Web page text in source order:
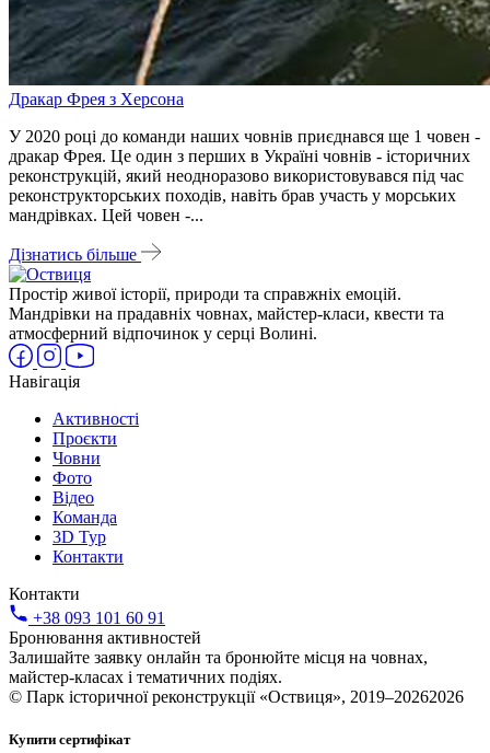
Дракар Фрея з Херсона
У 2020 році до команди наших човнів приєднався ще 1 човен -
дракар Фрея. Це один з перших в Україні човнів - історичних
реконструкцій, який неодноразово використовувався під час
реконструкторських походів, навіть брав участь у морських
мандрівках. Цей човен -...
Дізнатись більше
Простір живої історії, природи та справжніх емоцій.
Мандрівки на прадавніх човнах, майстер-класи, квести та
атмосферний відпочинок у серці Волині.
Навігація
Активності
Проєкти
Човни
Фото
Відео
Команда
3D Тур
Контакти
Контакти
+38 093 101 60 91
Бронювання активностей
Залишайте заявку онлайн та бронюйте місця на човнах,
майстер-класах і тематичних подіях.
© Парк історичної реконструкції «Оствиця», 2019–20262026
Купити сертифікат